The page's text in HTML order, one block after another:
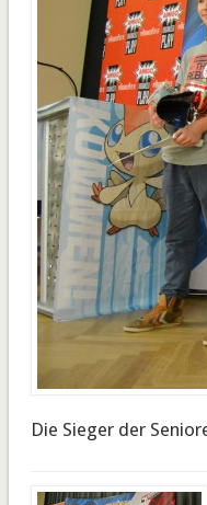
Die Sieger der